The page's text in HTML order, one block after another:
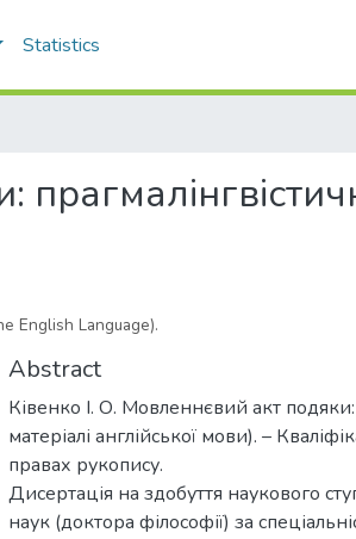
Statistics
English Language).
Abstract
Ківенко І. О. Мовленнєвий акт подяки:
матеріалі англійської мови). –
правах рукопису.
Дисертація на здобуття наукового
наук (доктора філософії) за